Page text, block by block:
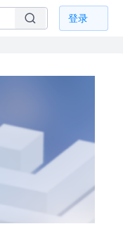
登录